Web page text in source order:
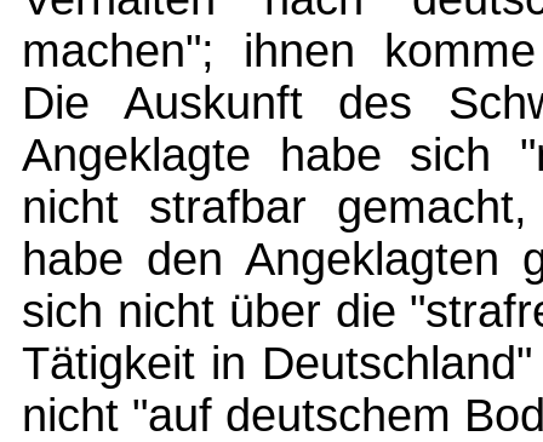
machen"; ihnen
Die Auskunft des
Angeklagte habe sich
nicht strafbar
habe den Angeklagten
sich nicht über die
Tätigkeit in
nicht "auf deutschem